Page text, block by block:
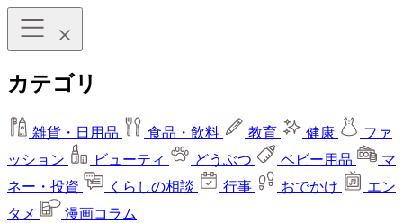
カテゴリ
雑貨・日用品 食品・飲料 教育 健康
ファ
ッション
ビューティ どうぶつ ベビー用品
マ
ネー・投資
くらしの相談 行事 おでかけ
エン
タメ
漫画コラム